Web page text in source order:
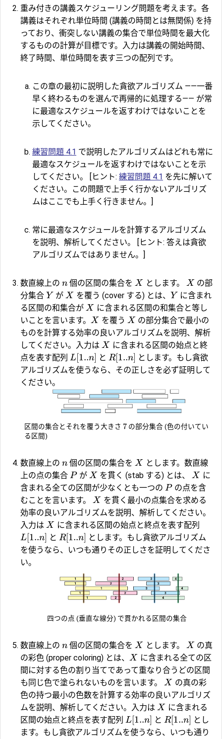
重み付きの講義スケジューリング問題を考えます。各
講義はそれぞれ単位時間 (講義の時間とは無関係) を持
っており、衝突しない講義の集合で単位時間を最大化
するものの計算が目標です。入力は講義の開始時間、
終了時間、単位時間を表す三つの配列です。
この章の最初に説明した貪欲アルゴリズム ――一番
早く終わるものを選んで再帰的に処理する―― が常
に最適なスケジュールを返すわけではないことを
示してください。
練習問題 4.1 で説明したアルゴリズムはどれも常に
最適なスケジュールを返すわけではないことを示
してください。 [ヒント: 練習問題 4.1 を先に解いて
ください。この問題で上手く行かないアルゴリズ
ムはここでも上手く行きません。]
常に最適なスケジュールを計算するアルゴリズム
を説明、解析してください。 [ヒント: 答えは貪欲
アルゴリズムではありません。]
数直線上の n 個の区間の集合を X とします。 X の部
分集合 Y がX を覆う (cover する) とは、 Y に含まれ
る区間の和集合が X に含まれる区間の和集合と等し
いことを言います。 X を覆う X の部分集合で最小の
ものを計算する効率の良いアルゴリズムを説明、解析
してください。入力は X に含まれる区間の始点と終
点を表す配列 L[1..n] と R[1..n] とします。もし貪欲
アルゴリズムを使うなら、その正しさを必ず証明して
ください。
区間の集合とそれを覆う大きさ 7 の部分集合 (色の付いてい
る区間)
数直線上の n 個の区間の集合を X とします。数直線
上の点の集合 Pが X を貫く (stab する) とは、X に
含まれる全ての区間が少なくとも一つの Pの点を含
むことを言います。 X を貫く最小の点集合を求める
効率の良いアルゴリズムを説明、解析してください。
入力は X に含まれる区間の始点と終点を表す配列
L[1..n] と R[1..n] とします。もし貪欲アルゴリズム
を使うなら、いつも通りその正しさを証明してくださ
い。
四つの点 (垂直な線分) で貫かれる区間の集合
数直線上の n 個の区間の集合を X とします。 X の真
の彩色 (proper coloring) とは、 X に含まれる全ての区
間に対する色の割り当てであって重なり合うどの区間
も同じ色で塗られないものを言います。 X の真の彩
色の持つ最小の色数を計算する効率の良いアルゴリズ
ムを説明、解析してください。入力は X に含まれる
区間の始点と終点を表す配列 L[1..n] と R[1..n] とし
ます。もし貪欲アルゴリズムを使うなら、いつも通り